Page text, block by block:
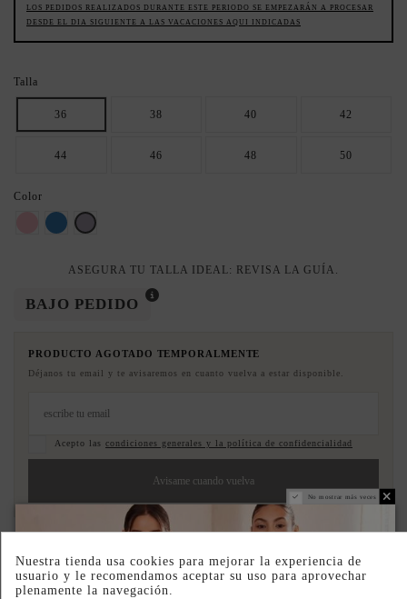
LOS PEDIDOS REALIZADOS DURANTE ESTE PERIODO SE EMPEZARÁN A PROCESAR
DESDE EL DIA SIGUIENTE A LAS VACACIONES AQUI INDICADAS
Talla
36 38 40 42
44 46 48 50
Color
Rosa
AZUL Malva
ASEGURA TU TALLA IDEAL: REVISA LA GUÍA.
BAJO PEDIDO
PRODUCTO AGOTADO TEMPORALMENTE
Déjanos tu email y te avisaremos en cuanto vuelva a estar disponible.
Acepto las condiciones generales y la política de confidencialidad
Avisame cuando vuelva
DESCRIPCIÓN CORTA
No mostrar más veces
Nuestra tienda usa cookies para mejorar la experiencia de
usuario y le recomendamos aceptar su uso para aprovechar
plenamente la navegación.